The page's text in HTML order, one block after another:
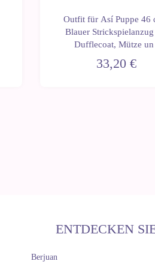
Outfit für Así Puppe 46
Blauer
Dufflecoat, Mütze
33,20 €
ENTDECKEN
Berjuan